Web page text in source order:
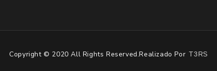
Copyright © 2020 All Rights Reserved.Realizado Por T3RS